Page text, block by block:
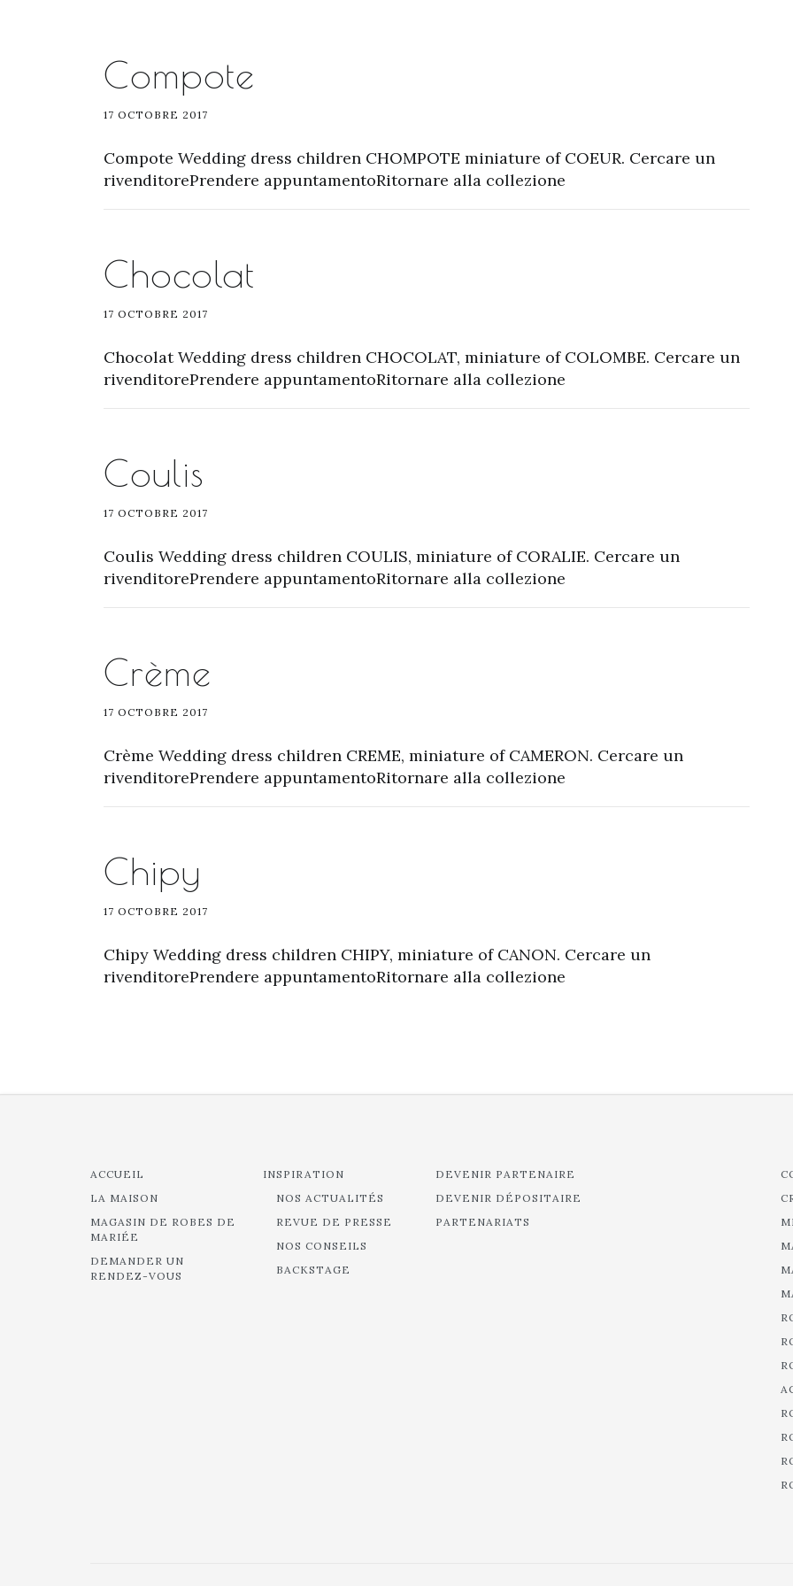
Compote
17 OCTOBRE 2017
Compote Wedding dress children CHOMPOTE miniature of COEUR. Cercare un
rivenditorePrendere appuntamentoRitornare alla collezione
Chocolat
17 OCTOBRE 2017
Chocolat Wedding dress children CHOCOLAT, miniature of COLOMBE. Cercare un
rivenditorePrendere appuntamentoRitornare alla collezione
Coulis
17 OCTOBRE 2017
Coulis Wedding dress children COULIS, miniature of CORALIE. Cercare un
rivenditorePrendere appuntamentoRitornare alla collezione
Crème
17 OCTOBRE 2017
Crème Wedding dress children CREME, miniature of CAMERON. Cercare un
rivenditorePrendere appuntamentoRitornare alla collezione
Chipy
17 OCTOBRE 2017
Chipy Wedding dress children CHIPY, miniature of CANON. Cercare un
rivenditorePrendere appuntamentoRitornare alla collezione
ACCUEIL
LA MAISON
MAGASIN DE ROBES DE
MARIÉE
DEMANDER UN
RENDEZ-VOUS
INSPIRATION
NOS ACTUALITÉS
REVUE DE PRESSE
NOS CONSEILS
BACKSTAGE
DEVENIR PARTENAIRE
DEVENIR DÉPOSITAIRE
PARTENARIATS